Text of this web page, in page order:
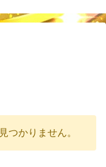
つかりません。